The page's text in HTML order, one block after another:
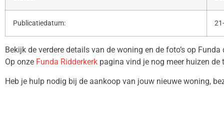
Publicatiedatum:
Bekijk de verdere details van de woning en de foto’s op Funda
Op onze Funda Ridderkerk pagina vind je nog meer huizen de
Heb je hulp nodig bij de aankoop van jouw nieuwe woning,